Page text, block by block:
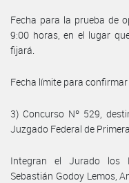
Fecha para la prueba de
9:00 horas, en el lugar
fijará.
Fecha límite para
3) Concurso Nº 529,
Juzgado Federal de
Integran el Jurado los
Sebastián Godoy Lemos,